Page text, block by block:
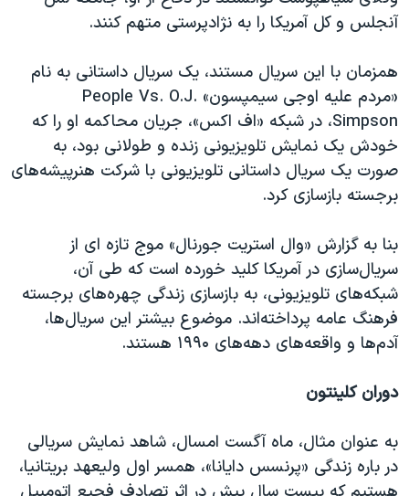
آنجلس و کل آمریکا را به نژادپرستی متهم کنند.
همزمان با این سریال مستند، یک سریال داستانی به نام
«مردم علیه اوجی سیمپسون» People Vs. O.J.
Simpson، در شبکه «اف اکس»، جریان محاکمه او را که
خودش یک نمایش تلویزیونی زنده و طولانی بود، به
صورت یک سریال داستانی تلویزیونی با شرکت هنرپیشه‌های
برجسته بازسازی کرد.
بنا به گزارش «وال استریت جورنال» موج تازه ای از
سریال‌سازی در آمریکا کلید خورده است که طی آن،
شبکه‌های تلویزیونی، به بازسازی زندگی چهره‌های برجسته
فرهنگ عامه پرداخته‌اند. موضوع بیشتر این سریال‌ها،
آدم‌ها و واقعه‌های دهه‌های ۱۹۹۰ هستند.
دوران کلینتون
به عنوان مثال، ماه آگست امسال، شاهد نمایش سریالی
در باره زندگی «پرنسس دایانا»، همسر اول ولیعهد بریتانیا،